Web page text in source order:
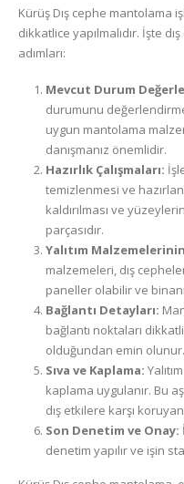
Kürüş Dış cephe mantolama
dikkatlice yapılmalıdır. İşte
adımları:
Mevcut Durum
durumunu
uygun mantolama
danışmanız önemlidir.
Hazırlık Çalışmaları:
temizlenmesi ve
kaldırılması ve
parçasıdır.
Yalıtım
malzemeleri, dış
paneller olabilir ve
Bağlantı Detayları:
bağlantı noktaları
olduğundan emin olunur.
Sıva ve Kaplama:
kaplama uygulanır. Bu
dış etkilere karşı
Son Denetim ve Onay:
denetim yapılır ve işin